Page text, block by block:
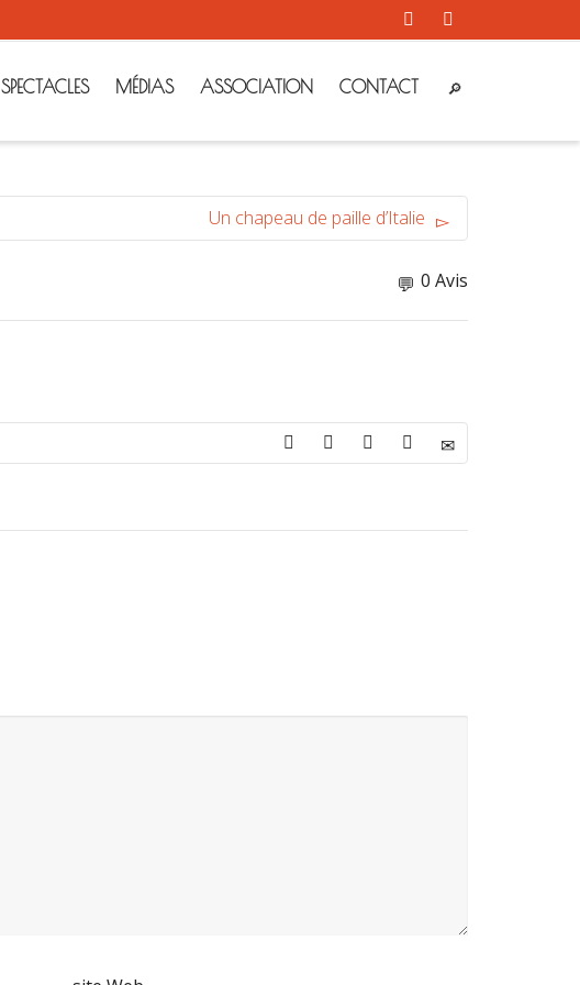
SPECTACLES MÉDIAS ASSOCIATION CONTACT
Un chapeau de paille d’Italie
0 Avis